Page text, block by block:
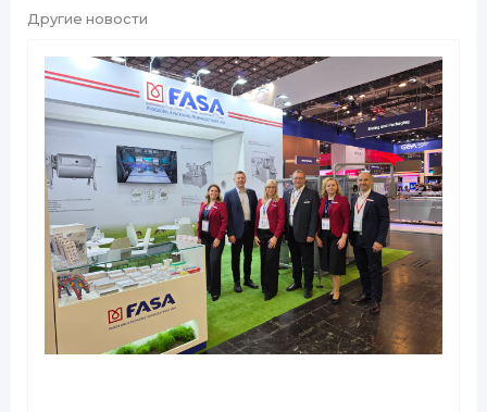
Другие новости